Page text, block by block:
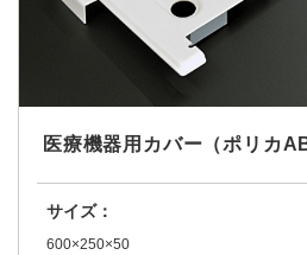
医療機器用カバー（ポリカ
サイズ：
600×250×50